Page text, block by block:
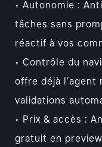
• Autonomie :
tâches sans
réactif à vos
• Contrôle du
offre déjà l’agent
validations
• Prix & accès :
gratuit en